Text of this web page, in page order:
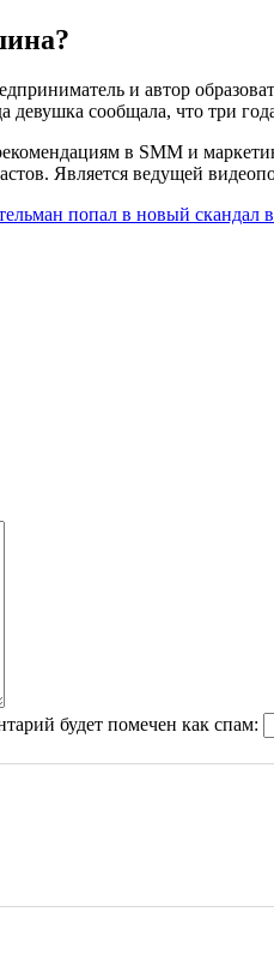
и автор
девушка сообщала, что три
в SMM и
Является ведущей
попал в новый
будет помечен как спам: